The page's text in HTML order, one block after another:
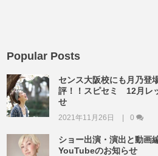
Popular Posts
センス大阪校にも月乃
評！！スピセミ 12月レ
せ
2021年11月26日 0
ショー出演・演出と動画
YouTubeのお知らせ